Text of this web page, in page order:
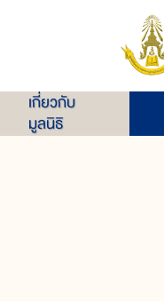
เกี่ยวกับ
มูลนิธิ